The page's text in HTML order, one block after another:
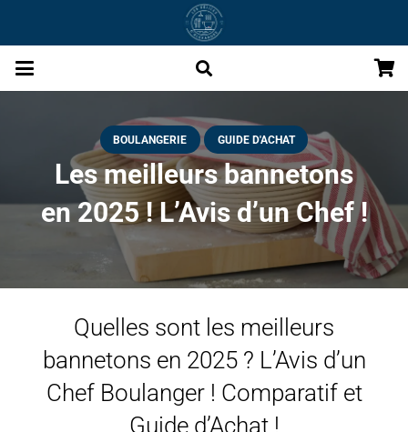
BOULANGERIE GUIDE D'ACHAT
Les meilleurs bannetons
en 2025 ! L’Avis d’un Chef !
Quelles sont les meilleurs
bannetons en 2025 ? L’Avis d’un
Chef Boulanger ! Comparatif et
Guide d’Achat !